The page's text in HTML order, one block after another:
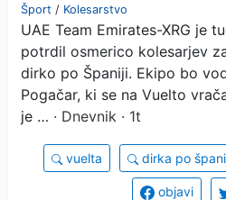
Šport / Kolesarstvo
UAE Team Emirates-XRG je
potrdil osmerico kolesarjev
dirko po Španiji. Ekipo bo
Pogačar, ki se na Vuelto
je … · Dnevnik · 1t
vuelta dirka po
objavi